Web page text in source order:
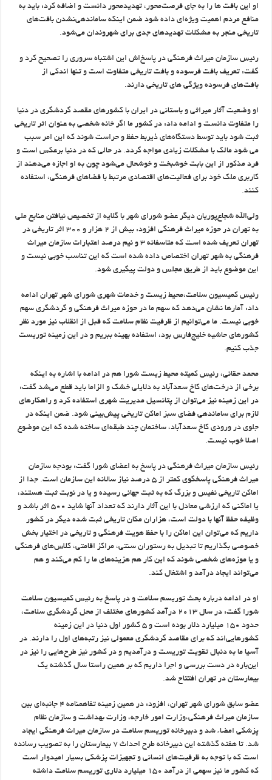
او این بافت ها را به جای فرصت‌محور، تهدیدمحور دانست و اضافه کرد: باید به
منافع مردم اهمیت ویژه‌ای داده شود ضمن اینکه ساماندهی‌نشدن بافت‌های
تاریخی منجر به مشکلات تهدیدهای جدی‌ برای شهروندان می‌شود.
رئیس سازمان میراث فرهنگی در پاسخ‌اش این اشتباه سروری را تصحیح کرد و
گفت: تعریف بافت فرسوده و بافت تاریخی متفاوت است و تنها اندکی از
بافت‌های فرسوده ویژگی های تاریخی دارند.
او وضعیت آثار میراثی و باستانی در ایران با کشورهای مقصد گردشگری در دنیا
را متفاوت دانست و ادامه داد: در کشور ما اگر خانه شخصی به عنوان اثر تاریخی
ثبت شود باید توسط دستگاه‌های ذیربط حفظ و حراست شوند که این امر سبب
می شود مالک با مشکلات زیادی مواجه گردد. در حالی که در دنیا برعکس است و
فرد مذکور از این بابت خوشبخت و خوشحال می‌شود چون به او اجازه می‌دهند از
کاربری ملک خود برای فعالیت‌های اقتصادی مرتبط با فضاهای فرهنگی، استفاده
کنند.
ولی‌الله شجاع‌پوریان دیگر عضو شورای شهر با گلایه از تخصیص نیافتن منابع ملی
به تهران در حوزه میراث فرهنگی افزود: بیش از ۲ هزار و ۳۰۰ اثر تاریخی در
تهران تعریف شده است که متاسفانه ۳ و نیم درصد اعتبارات سازمان میراث
فرهنگی به شهر تهران اختصاص داده شده است که این تناسب خوبی نیست و
این موضوع باید از طریق مجلس و دولت پیگیری شود.
رئیس کمیسیون سلامت،‌محیط زیست و خدمات شهری شورای شهر تهران ادامه
داد: آمارها نشان می‌دهد که سهم ما در حوزه میراث فرهنگی و گردشگری سهم
خوبی نیست. ما می‌توانیم از ظرفیت نظام سلامت که قبل از انقلاب نیز مورد نظر
کشورهای حاشیه خلیج‌فارس بود، استفاده بهینه ببریم و در این زمینه توریست
جذب کنیم.
محمد حقانی، رئیس کمیته محیط زیست شورا هم در ادامه با اشاره به اینکه
برخی از درخت‌های کاخ سعدآباد به دلایلی خشک و الزاما باید قطع می‌شد گفت:
در این زمینه نیز می‌توان از پتانسیل مدیریت شهری استفاده کرد و راهکارهای
لازم برای ساماندهی فضای سبز اماکن تاریخی پیش‌بینی شود. ضمن اینکه در
جلوی در ورودی کاخ سعدآباد، ساختمان چند طبقه‌ای ساخته شده که این موضوع
اصلا خوب نیست.
رئیس سازمان میراث فرهنگی در پاسخ به اعضای شورا گفت: بودجه سازمان
میراث فرهنگی پاسخگوی کمتر از ۵ درصد نیاز سالانه این سازمان است. جدا از
اماکن تاریخی نفیس و بزرگ که به ثبت جهانی رسیده و یا در نوبت ثبت هستند،
یا اماکنی که ارزشی معادل با این آثار دارند که تعداد آنها شاید ۵۰۰ اثر باشد و
وظیفه حفظ آنها با دولت است، هزاران مکان تاریخی ثبت شده دیگر در کشور
داریم که می‌توان این اماکن را با حفظ هویت فرهنگی و تاریخی در اختیار بخش
خصوصی بگذاریم تا تبدیل به رستوران سنتی، مراکز اقامتی، کلاس‌های فرهنگی
و یا موزه‌های شخصی شوند که این کار هم هزینه‌های ما را کم می‌کند و هم
می‌تواند ایجاد درآمد و اشتغال کند.
او در ادامه درباره بحث توریسم سلامت و در پاسخ به رئیس کمیسیون سلامت
شورا گفت: در سال ۲۰۱۳ درآمد کشورهای مختلف از محل گردشگری سلامت،
حدود ۱۵۰ میلیارد دلار بوده است و ۵ کشور اول دنیا در این زمینه
کشورهایی‌اند که برای مقاصد گردشگری معمولی نیز رتبه‌های اول را دارند. در
آسیا ما به دنبال تقویت توریست و درآمدیم و در کشور نیز طرح‌هایی را نیز در
این‌باره در دست بررسی و اجرا داریم که بر همین راستا سال گذشته یک
بیمارستان در تهران افتتاح شد.
عضو سابق شورای شهر تهران، افزود: در همین زمینه تفاهمنامه ۴ جانبه‌ای بین
سازمان میراث فرهنگی،‌وزارت امور خارجه، وزارت بهداشت و سازمان نظام
پزشکی امضاء شد و دبیرخانه توریسم سلامت در سازمان میراث فرهنگی ایجاد
شد. تا هفته گذشته این دبیرخانه طرح احداث ۷ بیمارستان را به تصویب رسانده
است که با توجه به ظرفیت‌های انسانی و تجهیزات پزشکی بسیار امیدوار است
که کشور ما نیز سهمی از درآمد ۱۵۰ میلیارد دلاری توریسم سلامت داشته